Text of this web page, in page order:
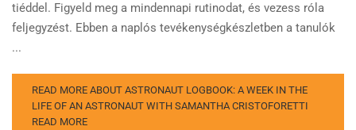
tiéddel. Figyeld meg a mindennapi rutinodat, és vezess róla
feljegyzést. Ebben a naplós tevékenységkészletben a tanulók
...
READ MORE ABOUT ASTRONAUT LOGBOOK: A WEEK IN THE
LIFE OF AN ASTRONAUT WITH SAMANTHA CRISTOFORETTI
READ MORE